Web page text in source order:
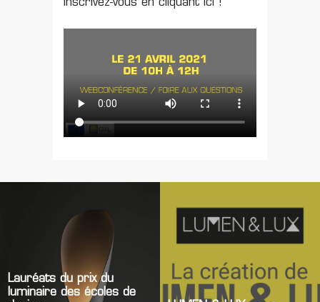
Inscrivez-vous en cliquant ici !
Lauréats du prix du
luminaire des écoles de